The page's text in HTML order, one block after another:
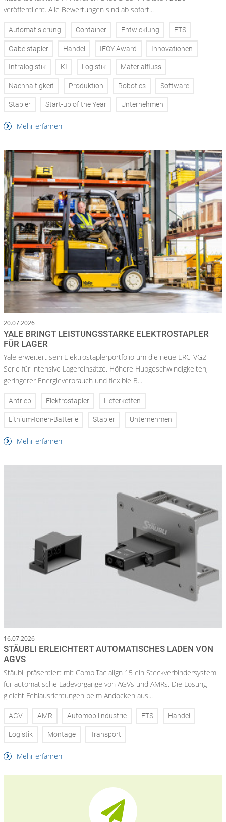
veröffentlicht. Alle Bewertungen sind ab sofort...
Automatisierung Container Entwicklung FTS
Gabelstapler Handel IFOY Award Innovationen
Intralogistik KI Logistik Materialfluss
Nachhaltigkeit Produktion Robotics Software
Stapler Start-up of the Year Unternehmen
Mehr erfahren
20.07.2026
YALE BRINGT LEISTUNGSSTARKE ELEKTROSTAPLER
FÜR LAGER
Yale erweitert sein Elektrostaplerportfolio um die neue ERC-VG2-
Serie für intensive Lagereinsätze. Höhere Hubgeschwindigkeiten,
geringerer Energieverbrauch und flexible B...
Antrieb Elektrostapler Lieferketten
Lithium-Ionen-Batterie Stapler Unternehmen
Mehr erfahren
16.07.2026
STÄUBLI ERLEICHTERT AUTOMATISCHES LADEN VON
AGVS
Stäubli präsentiert mit CombiTac align 15 ein Steckverbindersystem
für automatische Ladevorgänge von AGVs und AMRs. Die Lösung
gleicht Fehlausrichtungen beim Andocken aus...
AGV AMR Automobilindustrie FTS Handel
Logistik Montage Transport
Mehr erfahren